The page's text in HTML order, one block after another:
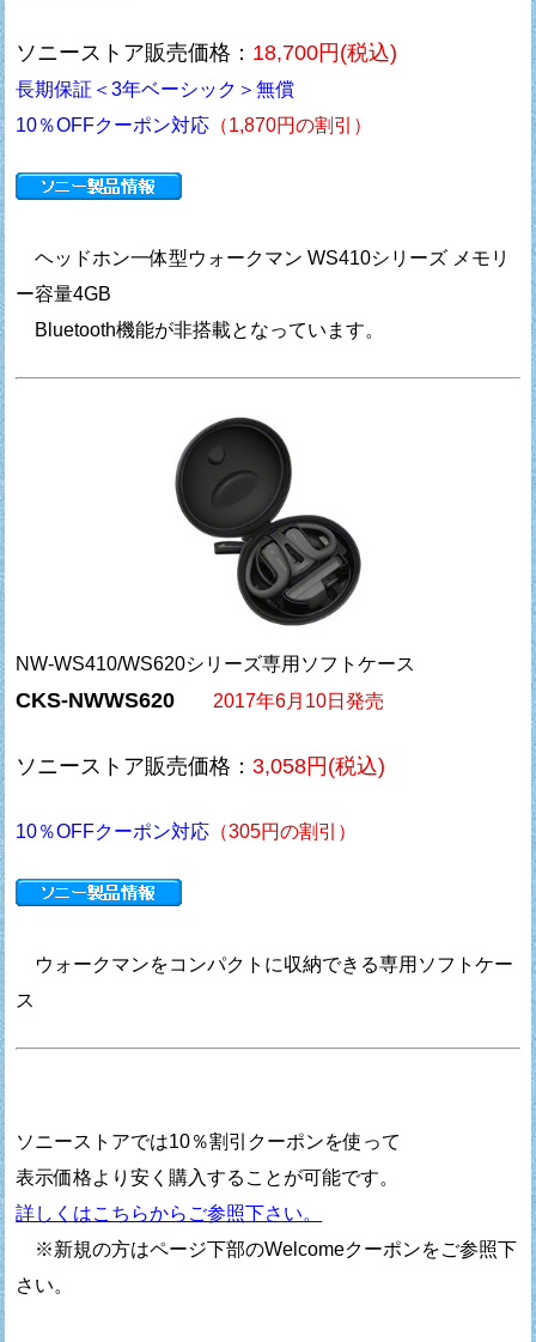
ソニーストア販売価格： 18,700円(税込)
長期保証＜3年ベーシック＞無償
10％OFFクーポン対応 （1,870円の割引）
ヘッドホン一体型ウォークマン WS410シリーズ メモリ
ー容量4GB
Bluetooth機能が非搭載となっています。
NW-WS410/WS620シリーズ専用ソフトケース
CKS-NWWS620 2017年6月10日発売
ソニーストア販売価格：3,058円(税込)
10％OFFクーポン対応 （305円の割引）
ウォークマンをコンパクトに収納できる専用ソフトケー
ス
ソニーストアでは10％割引クーポンを使って
表示価格より安く購入することが可能です。
詳しくはこちらからご参照下さい。
※新規の方はページ下部のWelcomeクーポンをご参照下
さい。